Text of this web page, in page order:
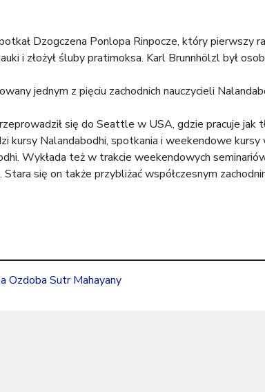
Dzogczena Ponlopa Rinpocze, który pierwszy
i złożył śluby pratimoksa. Karl Brunnhölzl był
jednym z pięciu zachodnich nauczycieli
się do Seattle w USA, gdzie pracuje
kursy Nalandabodhi, spotkania i weekendowe
Wykłada też w trakcie weekendowych
się on także przybliżać współczesnym
Ozdoba Sutr Mahayany